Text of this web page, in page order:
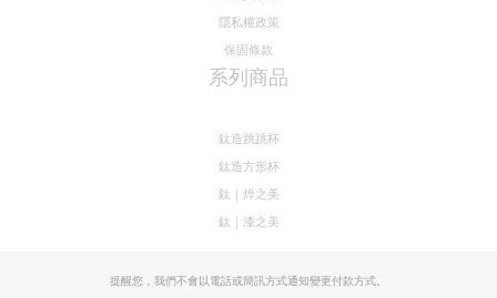
隱私權政策
保固條款
系列商品
鈦造跳跳杯
鈦造方形杯
鈦｜焠之美
鈦｜漆之美
提醒您，我們不會以電話或簡訊方式通知變更付款方式。